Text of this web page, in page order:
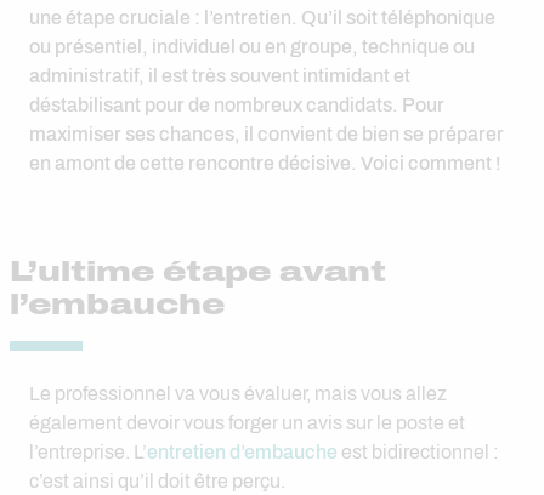
une étape cruciale : l’entretien. Qu’il soit téléphonique
ou présentiel, individuel ou en groupe, technique ou
administratif, il est très souvent intimidant et
déstabilisant pour de nombreux candidats. Pour
maximiser ses chances, il convient de bien se préparer
en amont de cette rencontre décisive. Voici comment !
L’ultime étape avant
l’embauche
Le professionnel va vous évaluer, mais vous allez
également devoir vous forger un avis sur le poste et
l’entreprise. L’entretien d’embauche est bidirectionnel :
c’est ainsi qu’il doit être perçu.